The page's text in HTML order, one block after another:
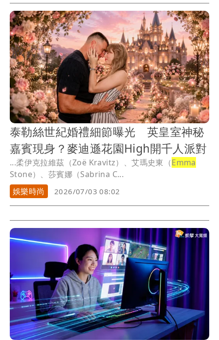
泰勒絲世紀婚禮細節曝光 英皇室神秘
嘉賓現身？麥迪遜花園High開千人派對
...柔伊克拉維茲（Zoë Kravitz）、艾瑪史東（Emma
Stone）、莎賓娜（Sabrina C...
娛樂時尚
2026/07/03 08:02